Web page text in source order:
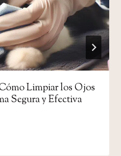
Limpiar los Ojos
Segura y Efectiva